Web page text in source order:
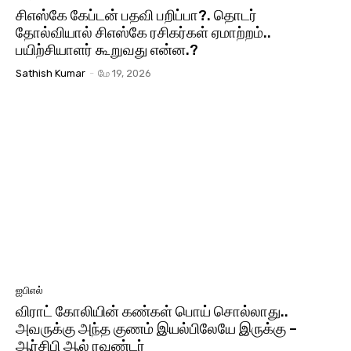
சிஎஸ்கே கேப்டன் பதவி பறிப்பா?. தொடர்
தோல்வியால் சிஎஸ்கே ரசிகர்கள் ஏமாற்றம்..
பயிற்சியாளர் கூறுவது என்ன.?
Sathish Kumar - மே 19, 2026
ஐபிஎல்
விராட் கோலியின் கண்கள் பொய் சொல்லாது..
அவருக்கு அந்த குணம் இயல்பிலேயே இருக்கு –
ஆர்சிபி ஆல் ரவுண்டர்